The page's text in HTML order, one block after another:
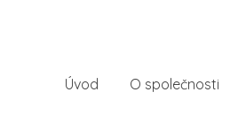
Úvod O společnosti